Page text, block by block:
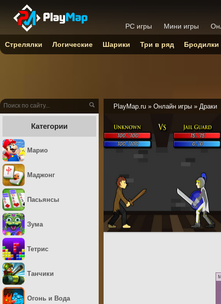
PlayMap.ru » Онлайн игры » Драки
Категории
Марио
Маджонг
Пасьянсы
Зума
Тетрис
Танчики
Огонь и Вода
PC игры Мини игры
Стрелялки Логические Шарики Три в ряд Бродилки